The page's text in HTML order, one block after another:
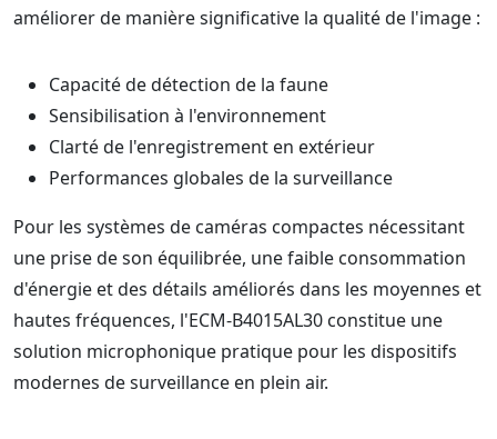
améliorer de manière significative la qualité de l'image :
Capacité de détection de la faune
Sensibilisation à l'environnement
Clarté de l'enregistrement en extérieur
Performances globales de la surveillance
Pour les systèmes de caméras compactes nécessitant
une prise de son équilibrée, une faible consommation
d'énergie et des détails améliorés dans les moyennes et
hautes fréquences, l'ECM-B4015AL30 constitue une
solution microphonique pratique pour les dispositifs
modernes de surveillance en plein air.